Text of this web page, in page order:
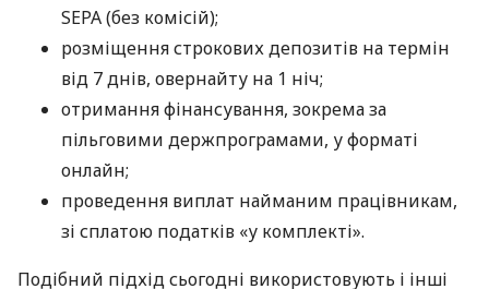
SEPA (без комісій);
розміщення строкових депозитів на термін
від 7 днів, овернайту на 1 ніч;
отримання фінансування, зокрема за
пільговими держпрограмами, у форматі
онлайн;
проведення виплат найманим працівникам,
зі сплатою податків «у комплекті».
Подібний підхід сьогодні використовують і інші